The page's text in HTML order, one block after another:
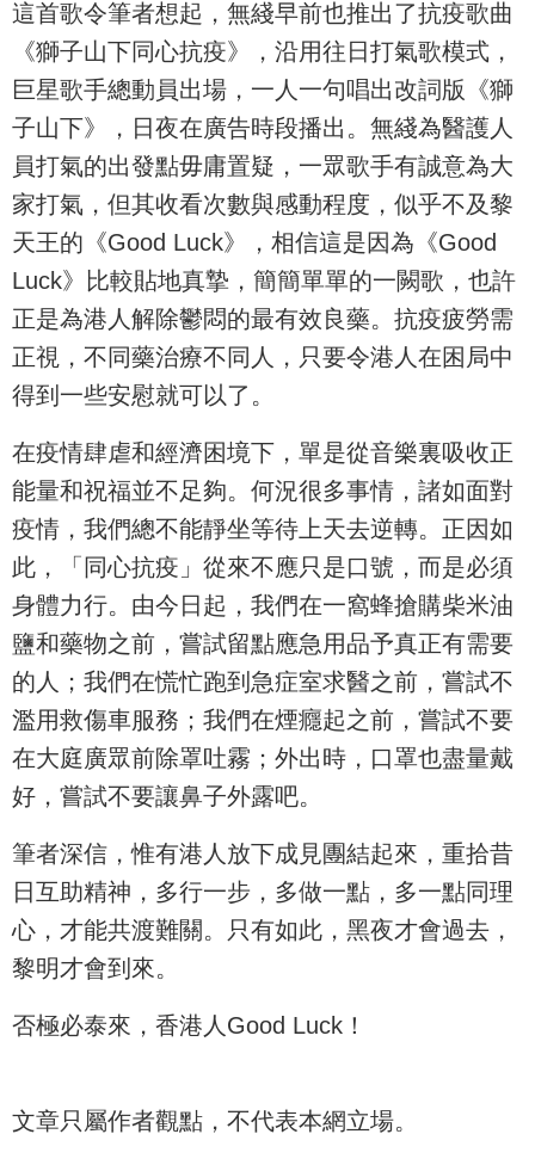
這首歌令筆者想起，無綫早前也推出了抗疫歌曲
《獅子山下同心抗疫》，沿用往日打氣歌模式，
巨星歌手總動員出場，一人一句唱出改詞版《獅
子山下》，日夜在廣告時段播出。無綫為醫護人
員打氣的出發點毋庸置疑，一眾歌手有誠意為大
家打氣，但其收看次數與感動程度，似乎不及黎
天王的《Good Luck》，相信這是因為《Good
Luck》比較貼地真摯，簡簡單單的一闕歌，也許
正是為港人解除鬱悶的最有效良藥。抗疫疲勞需
正視，不同藥治療不同人，只要令港人在困局中
得到一些安慰就可以了。
在疫情肆虐和經濟困境下，單是從音樂裏吸收正
能量和祝福並不足夠。何況很多事情，諸如面對
疫情，我們總不能靜坐等待上天去逆轉。正因如
此，「同心抗疫」從來不應只是口號，而是必須
身體力行。由今日起，我們在一窩蜂搶購柴米油
鹽和藥物之前，嘗試留點應急用品予真正有需要
的人；我們在慌忙跑到急症室求醫之前，嘗試不
濫用救傷車服務；我們在煙癮起之前，嘗試不要
在大庭廣眾前除罩吐霧；外出時，口罩也盡量戴
好，嘗試不要讓鼻子外露吧。
筆者深信，惟有港人放下成見團結起來，重拾昔
日互助精神，多行一步，多做一點，多一點同理
心，才能共渡難關。只有如此，黑夜才會過去，
黎明才會到來。
否極必泰來，香港人Good Luck！
文章只屬作者觀點，不代表本網立場。